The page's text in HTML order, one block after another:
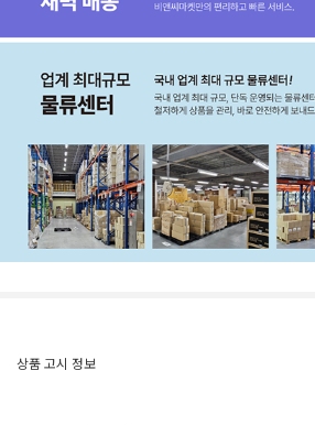
상품 고시 정보